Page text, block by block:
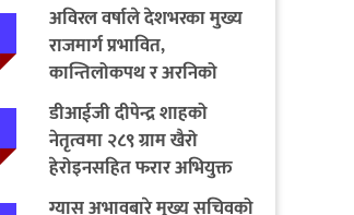
अविरल वर्षाले देशभरका मुख्य
राजमार्ग प्रभावित,
कान्तिलोकपथ र अरनिको
राजमार्ग पूर्ण अवरुद्ध
डीआईजी दीपेन्द्र शाहको
नेतृत्वमा २८९ ग्राम खैरो
हेरोइनसहित फरार अभियुक्त
पक्राउ
ग्यास अभावबारे मुख्य सचिवको